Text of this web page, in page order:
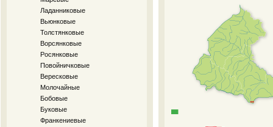
Ладанниковые
Вьюнковые
Толстянковые
Ворсянковые
Росянковые
Повойничковые
Вересковые
Молочайные
Бобовые
Буковые
Франкениевые